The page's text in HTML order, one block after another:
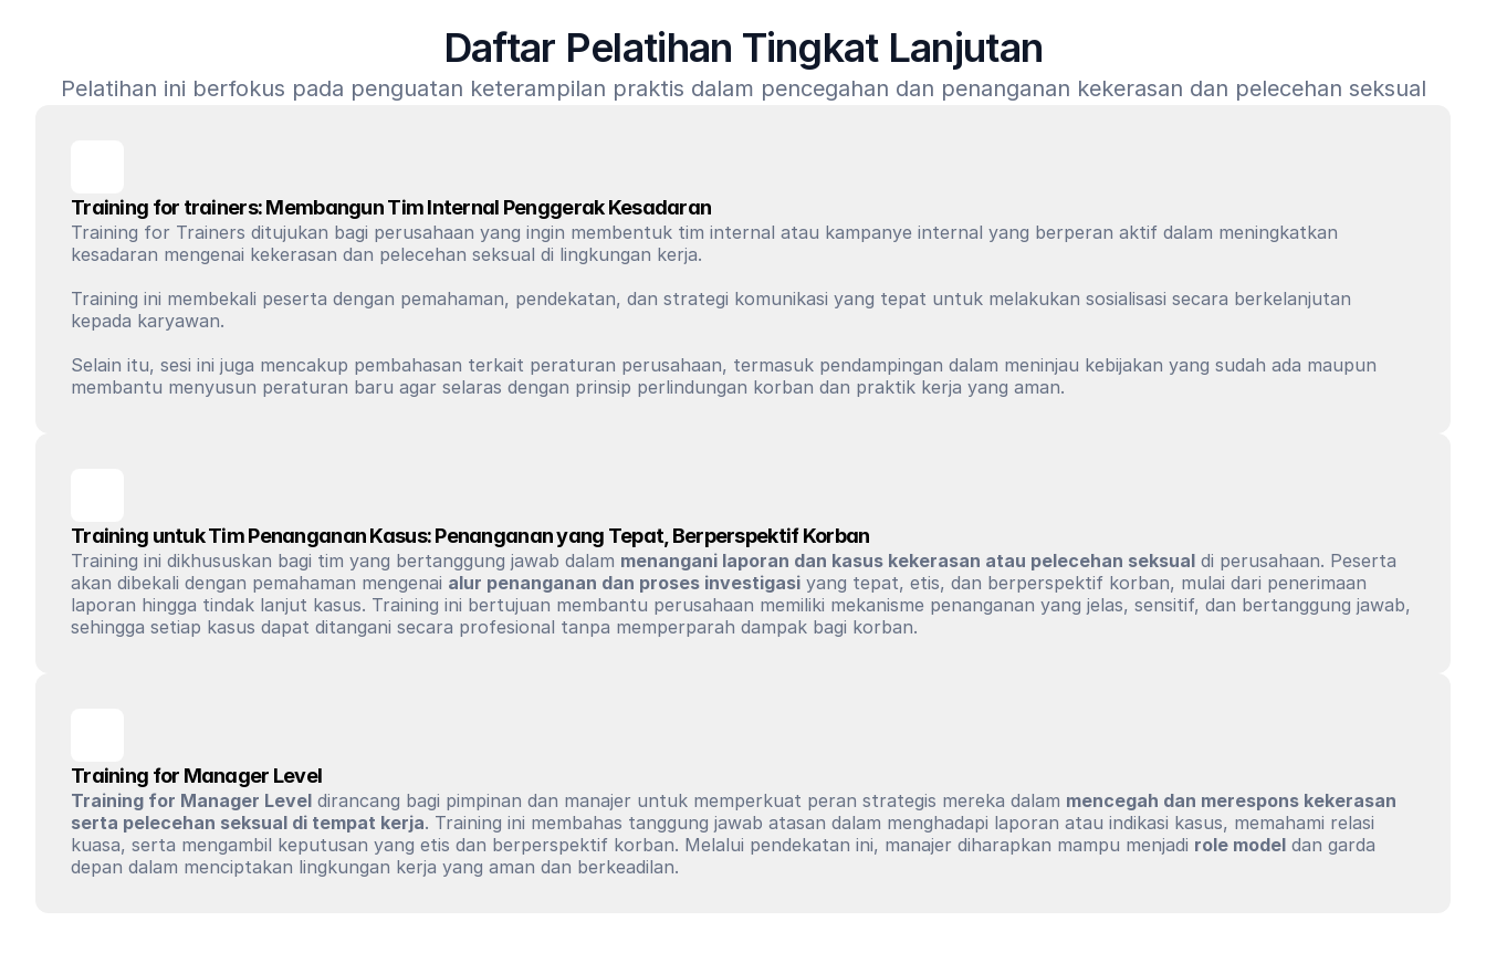
Daftar Pelatihan Tingkat Lanjutan
Pelatihan ini berfokus pada penguatan keterampilan praktis dalam pencegahan dan penanganan kekerasan dan pelecehan seksual
Training for trainers: Membangun Tim Internal Penggerak Kesadaran
Training for Trainers ditujukan bagi perusahaan yang ingin membentuk tim internal atau kampanye internal yang berperan aktif dalam meningkatkan
kesadaran mengenai kekerasan dan pelecehan seksual di lingkungan kerja.
Training ini membekali peserta dengan pemahaman, pendekatan, dan strategi komunikasi yang tepat untuk melakukan sosialisasi secara berkelanjutan
kepada karyawan.
Selain itu, sesi ini juga mencakup pembahasan terkait peraturan perusahaan, termasuk pendampingan dalam meninjau kebijakan yang sudah ada maupun
membantu menyusun peraturan baru agar selaras dengan prinsip perlindungan korban dan praktik kerja yang aman.
Training untuk Tim Penanganan Kasus: Penanganan yang Tepat, Berperspektif Korban
Training ini dikhususkan bagi tim yang bertanggung jawab dalam menangani laporan dan kasus kekerasan atau pelecehan seksual di perusahaan. Peserta
akan dibekali dengan pemahaman mengenai alur penanganan dan proses investigasi yang tepat, etis, dan berperspektif korban, mulai dari penerimaan
laporan hingga tindak lanjut kasus. Training ini bertujuan membantu perusahaan memiliki mekanisme penanganan yang jelas, sensitif, dan bertanggung jawab,
sehingga setiap kasus dapat ditangani secara profesional tanpa memperparah dampak bagi korban.
Training for Manager Level
Training for Manager Level dirancang bagi pimpinan dan manajer untuk memperkuat peran strategis mereka dalam mencegah dan merespons kekerasan
serta pelecehan seksual di tempat kerja. Training ini membahas tanggung jawab atasan dalam menghadapi laporan atau indikasi kasus, memahami relasi
kuasa, serta mengambil keputusan yang etis dan berperspektif korban. Melalui pendekatan ini, manajer diharapkan mampu menjadi role model dan garda
depan dalam menciptakan lingkungan kerja yang aman dan berkeadilan.